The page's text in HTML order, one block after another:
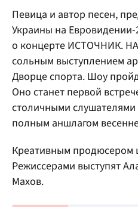
Певица и автор песен,
Украины на
о концерте ИСТОЧНИК.
сольным выступлением
Дворце спорта. Шоу
Оно станет первой
столичными
полным аншлагом
Креативным продюсером
Режиссерами выступят
Махов.